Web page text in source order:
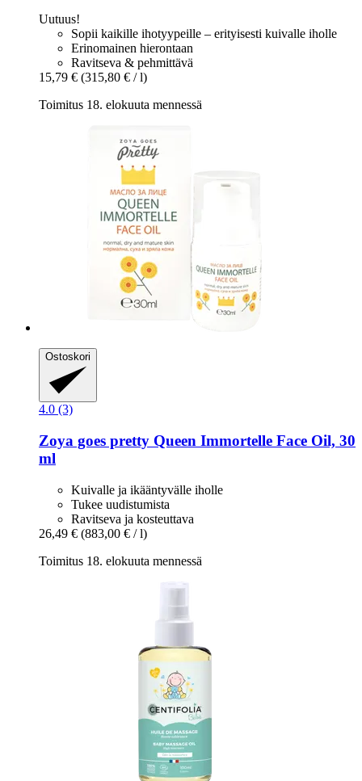
Uutuus!
Sopii kaikille ihotyypeille – erityisesti kuivalle iholle
Erinomainen hierontaan
Ravitseva & pehmittävä
15,79 € (315,80 € / l)
Toimitus 18. elokuuta mennessä
Ostoskori
4.0 (3)
Zoya goes pretty Queen Immortelle Face Oil, 30
ml
Kuivalle ja ikääntyvälle iholle
Tukee uudistumista
Ravitseva ja kosteuttava
26,49 € (883,00 € / l)
Toimitus 18. elokuuta mennessä